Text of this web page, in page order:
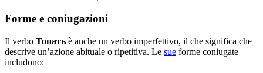
Forme e coniugazioni
Il verbo Топать è anche un verbo imperfettivo, il che significa che
descrive un’azione abituale o ripetitiva. Le sue forme coniugate
includono: